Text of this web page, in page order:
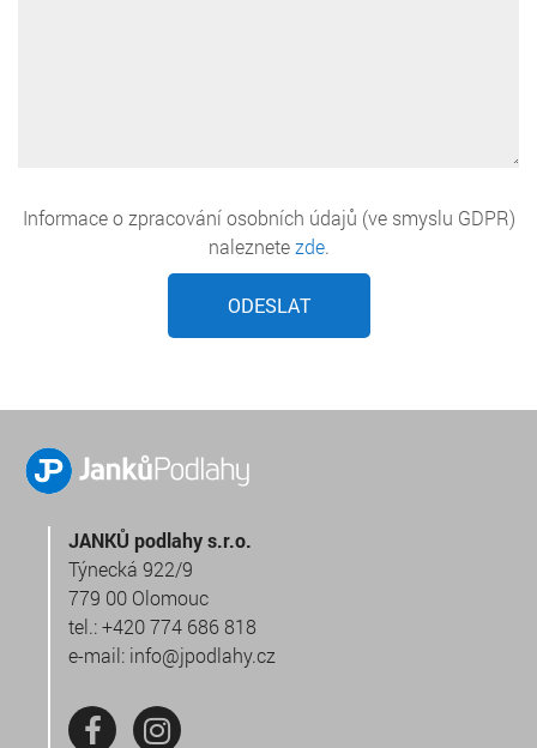
LIGHT BLUE 0048
LIGHT BLUE 0978
Informace o zpracování osobních údajů (ve smyslu GDPR)
naleznetezde.
ODESLAT
JANKŮ podlahy s.r.o.
Týnecká 922/9
779 00 Olomouc
tel.:+420 774 686 818
e-mail: info@jpodlahy.cz